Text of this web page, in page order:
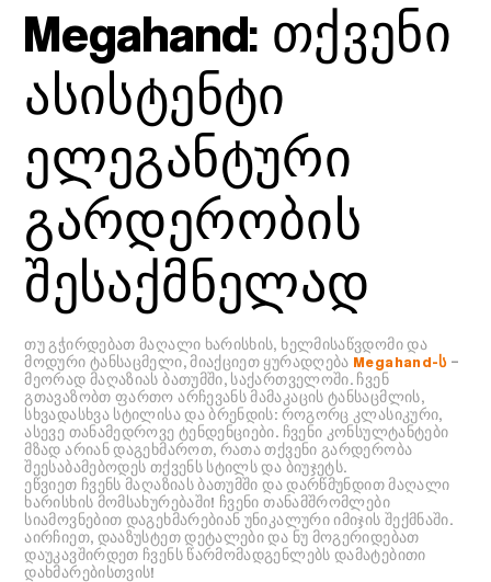
Megahand: თქვენი
ასისტენტი
ელეგანტური
გარდერობის
შესაქმნელად
თუ გჭირდებათ მაღალი ხარისხის, ხელმისაწვდომი და
მოდური ტანსაცმელი, მიაქციეთ ყურადღება Megahand-ს–
მეორად მაღაზიას ბათუმში, საქართველოში. ჩვენ
გთავაზობთ ფართო არჩევანს მამაკაცის ტანსაცმლის,
სხვადასხვა სტილისა და ბრენდის: როგორც კლასიკური,
ასევე თანამედროვე ტენდენციები. ჩვენი კონსულტანტები
მზად არიან დაგეხმაროთ, რათა თქვენი გარდერობა
შეესაბამებოდეს თქვენს სტილს და ბიუჯეტს.
ეწვიეთ ჩვენს მაღაზიას ბათუმში და დარწმუნდით მაღალი
ხარისხის მომსახურებაში! ჩვენი თანამშრომლები
სიამოვნებით დაგეხმარებიან უნიკალური იმიჯის შექმნაში.
აირჩიეთ, დააზუსტეთ დეტალები და ნუ მოგერიდებათ
დაუკავშირდეთ ჩვენს წარმომადგენლებს დამატებითი
დახმარებისთვის!